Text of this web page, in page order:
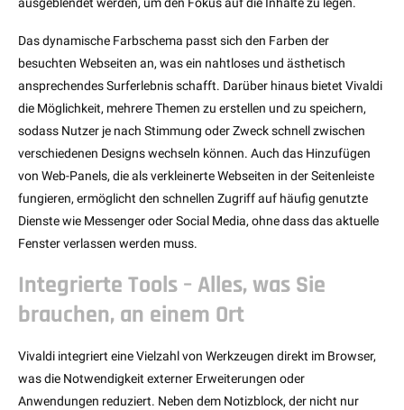
Das dynamische Farbschema passt sich den Farben der
besuchten Webseiten an, was ein nahtloses und ästhetisch
ansprechendes Surferlebnis schafft. Darüber hinaus bietet Vivaldi
die Möglichkeit, mehrere Themen zu erstellen und zu speichern,
sodass Nutzer je nach Stimmung oder Zweck schnell zwischen
verschiedenen Designs wechseln können. Auch das Hinzufügen
von Web-Panels, die als verkleinerte Webseiten in der Seitenleiste
fungieren, ermöglicht den schnellen Zugriff auf häufig genutzte
Dienste wie Messenger oder Social Media, ohne dass das aktuelle
Fenster verlassen werden muss.
Integrierte Tools – Alles, was Sie
brauchen, an einem Ort
Vivaldi integriert eine Vielzahl von Werkzeugen direkt im Browser,
was die Notwendigkeit externer Erweiterungen oder
Anwendungen reduziert. Neben dem Notizblock, der nicht nur